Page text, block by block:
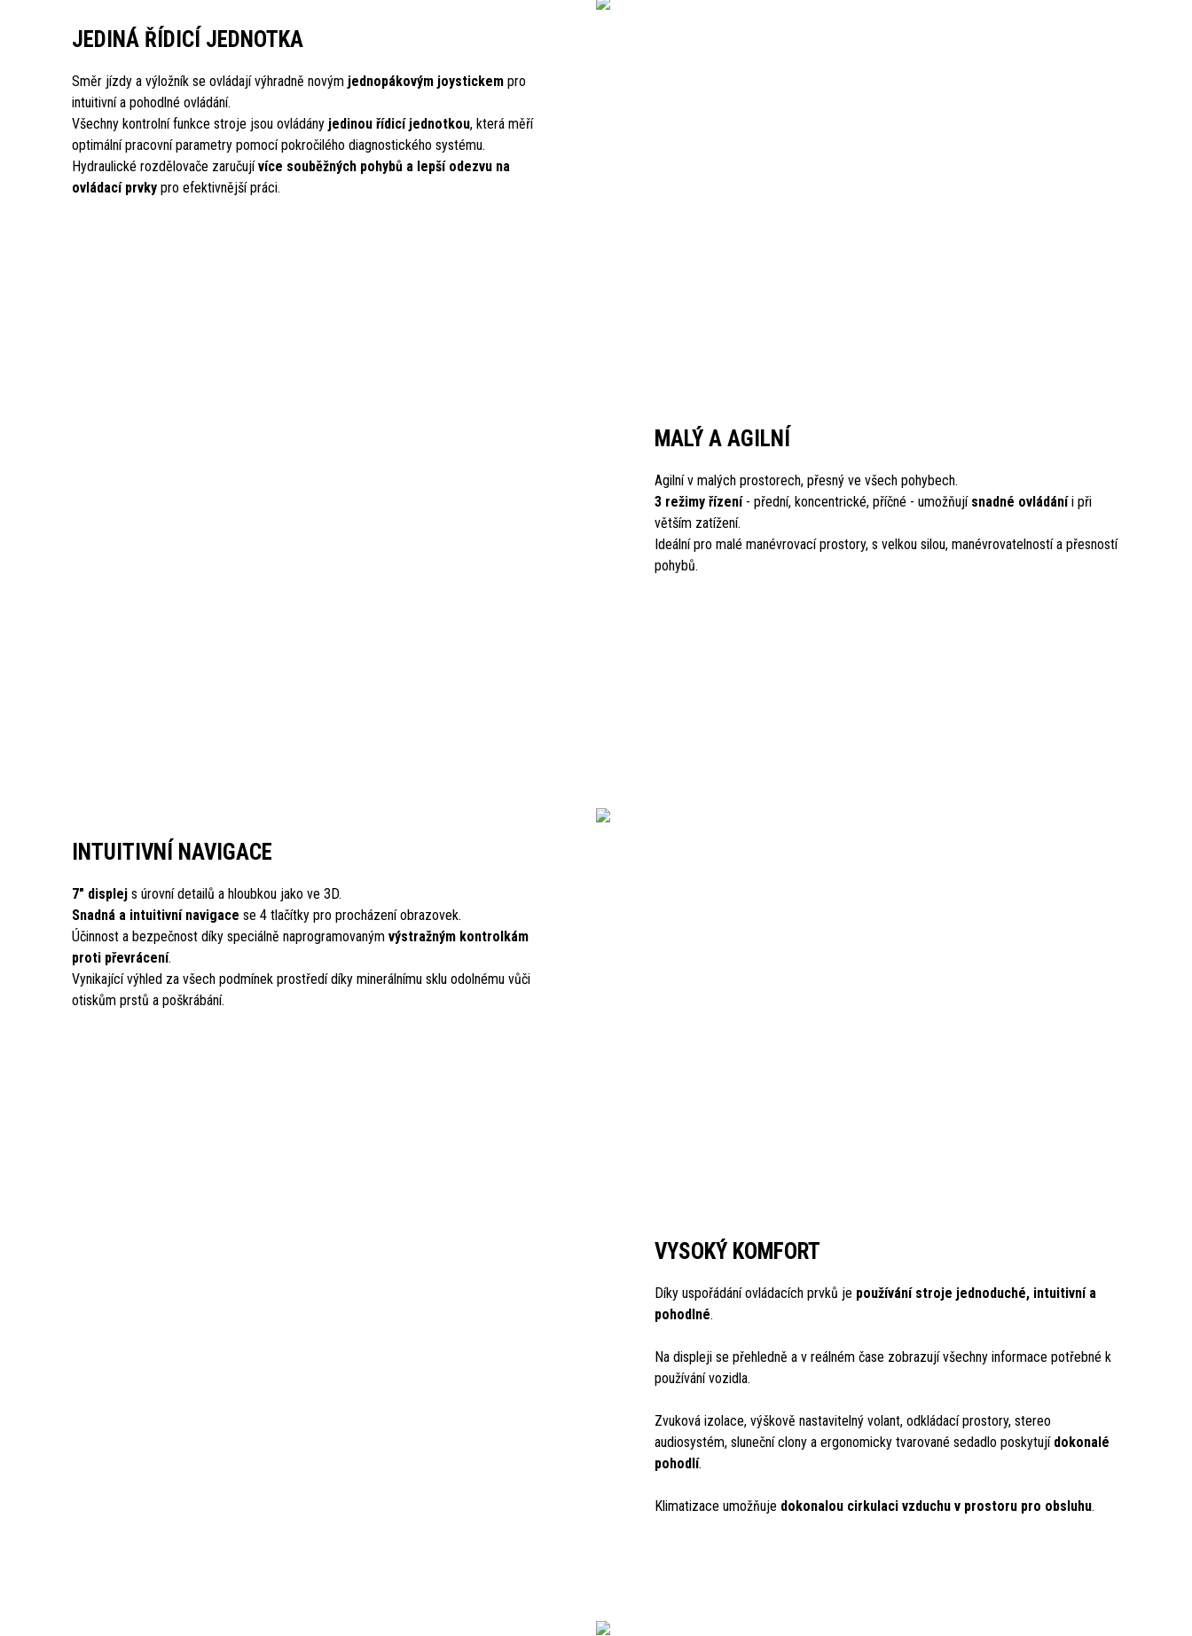
JEDINÁ ŘÍDICÍ JEDNOTKA
Směr jízdy a výložník se ovládají výhradně novým jednopákovým joystickempro
intuitivní a pohodlné ovládání.
Všechny kontrolní funkce stroje jsou ovládány jedinou řídicí jednotkou, která měří
optimální pracovní parametry pomocí pokročilého diagnostického systému.
Hydraulické rozdělovače zaručujívíce souběžných pohybů a lepší odezvu na
ovládací prvkypro efektivnější práci.
MALÝ A AGILNÍ
Agilní v malých prostorech, přesný ve všech pohybech.
3 režimy řízení- přední, koncentrické, příčné - umožňují snadné ovládáníi při
větším zatížení.
Ideální pro malé manévrovací prostory, s velkou silou, manévrovatelností a přesností
pohybů.
INTUITIVNÍ NAVIGACE
7" displejs úrovní detailů a hloubkou jako ve 3D.
Snadná a intuitivní navigace se 4 tlačítky pro procházení obrazovek.
Účinnost a bezpečnost díky speciálně naprogramovaným výstražným kontrolkám
proti převrácení.
Vynikající výhled za všech podmínek prostředí díky minerálnímu sklu odolnému vůči
otiskům prstů a poškrábání.
VYSOKÝ KOMFORT
Díky uspořádání ovládacích prvků je používání stroje jednoduché, intuitivní a
pohodlné.
Na displeji se přehledně a v reálném čase zobrazují všechny informace potřebné k
používání vozidla.
Zvuková izolace, výškově nastavitelný volant, odkládací prostory, stereo
audiosystém, sluneční clony a ergonomicky tvarované sedadlo poskytují dokonalé
pohodlí.
Klimatizace umožňuje dokonalou cirkulaci vzduchu v prostoru pro obsluhu.